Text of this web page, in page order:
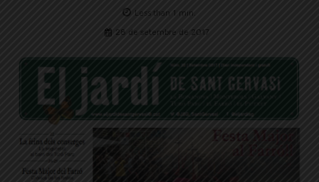
Less than 1 min.
28 de setembre de 2017